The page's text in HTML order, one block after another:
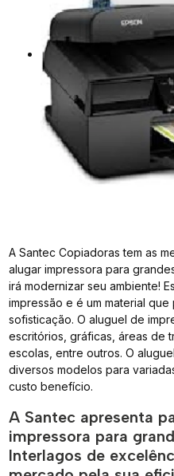
A Santec Copiadoras tem as
alugar impressora para
irá modernizar seu ambiente!
impressão e é um material
sofisticação. O aluguel de
escritórios, gráficas, áreas de
escolas, entre outros. O
diversos modelos para
custo benefício.
A Santec apresenta
impressora para
Interlagos de